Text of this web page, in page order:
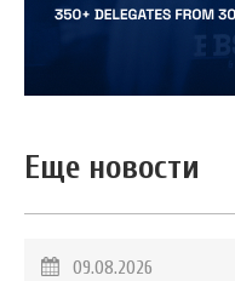
Еще новости
09.08.2026